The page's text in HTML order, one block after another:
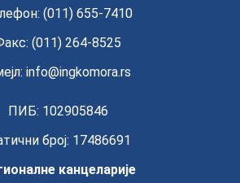
(011) 655-7410
(011) 264-8525
info@ingkomora.rs
ПИБ: 102905846
број: 17486691
канцеларије